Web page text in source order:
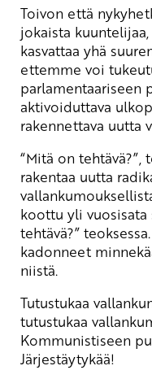
Toivon että
jokaista
kasvattaa yhä
ettemme voi
parlamentaariseen
aktivoiduttava
rakennettava uutta
“Mitä on
rakentaa uutta
koottu yli vuosisata
tehtävä?”
kadonneet
niistä.
Tutustukaa
tutustukaa
Kommunistiseen
Järjestäytykää!